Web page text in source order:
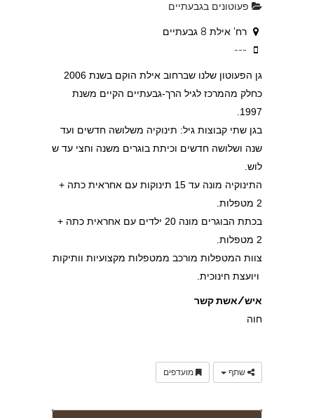
פעוטונים בגבעתיים
רח' אילת 8 גבעתיים
---
גן הפעוטון שלנו שברחוב אילת הוקם בשנת 2006
כחלק מהמרכז לגיל הרך-גבעתיים הקיים משנת
1997.
בגן שתי קבוצות גיל: תינוקיה משלושה חדשים ועד
שנה ושלושה חדשים וכיתת בוגרים משנה וחצי עד ש
לוש.
התינוקיה מונה עד 15 תינוקות עם אחראית כתה +
2 מטפלות.
בכתת הבוגרים מונה 20 ילדים עם אחראית כתה +
2 מטפלות.
צוות המטפלות מורכב ממטפלות מקצועיות וותיקות
ויועצת חינוכית.
איש/אשת קשר
חוה
שתף מועדפים